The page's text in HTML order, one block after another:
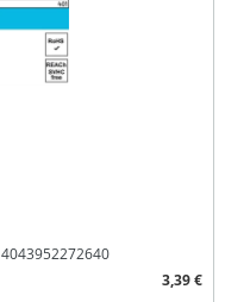
4043952272640
3,39 €